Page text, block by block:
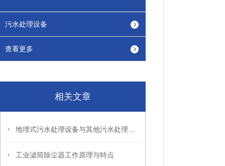
污水处理设备
查看更多
相关文章
工业滤筒除尘器工作原理与特点